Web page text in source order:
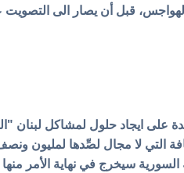
قبل أن يصار الى التصويت
على ايجاد حلول لمشاكل لبنان
التي لا مجال لصِّدها لمليون
سيخرج في نهاية الأمر منها